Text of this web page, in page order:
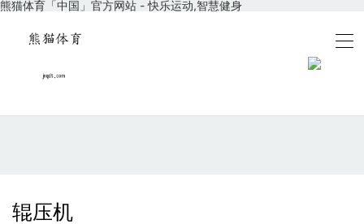
熊猫体育「中国」官方网站 - 快乐运动,智慧健身
辊压机